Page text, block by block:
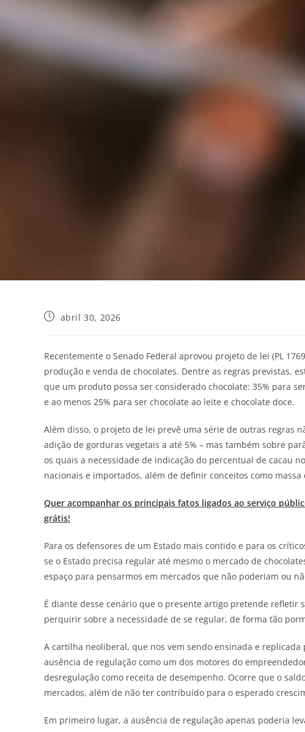
abril 30, 2026
Recentemente o Senado Federal aprovou projeto de lei (PL
produção e venda de chocolates. Dentre as regras previstas,
que um produto possa ser considerado chocolate: 35% para
e ao menos 25% para ser chocolate ao leite e chocolate doce.
Além disso, o projeto de lei prevê uma série de outras regras
adição de gorduras vegetais a até 5% – mas também sobre
os quais a necessidade de indicação do percentual de cacau
nacionais e importados, além de definir conceitos como
Quer acompanhar os principais fatos ligados ao serviço
grátis!
Para os defensores de um Estado mais contido e para os
se o Estado precisa regular até mesmo o mercado de
espaço para pensarmos em mercados que não poderiam ou
É diante desse cenário que o presente artigo pretende
perquirir sobre a necessidade de se regular, de forma tão
A cartilha neoliberal, que nos vem sendo ensinada e
ausência de regulação como um dos motores do
desregulação como receita de desempenho. Ocorre que o
mercados, além de não ter contribuído para o esperado
Em primeiro lugar, a ausência de regulação apenas poderia